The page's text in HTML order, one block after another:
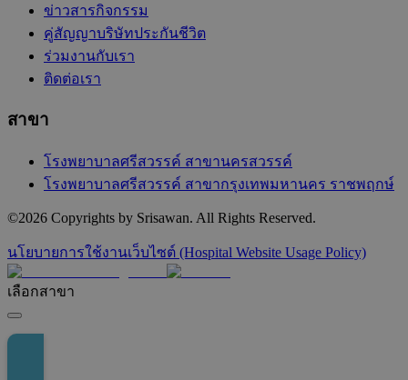
ข่าวสารกิจกรรม
คู่สัญญาบริษัทประกันชีวิต
ร่วมงานกับเรา
ติดต่อเรา
สาขา
โรงพยาบาลศรีสวรรค์ สาขานครสวรรค์
โรงพยาบาลศรีสวรรค์ สาขากรุงเทพมหานคร ราชพฤกษ์
©2026 Copyrights by Srisawan. All Rights Reserved.
นโยบายการใช้งานเว็บไซต์ (Hospital Website Usage Policy)
เลือกสาขา